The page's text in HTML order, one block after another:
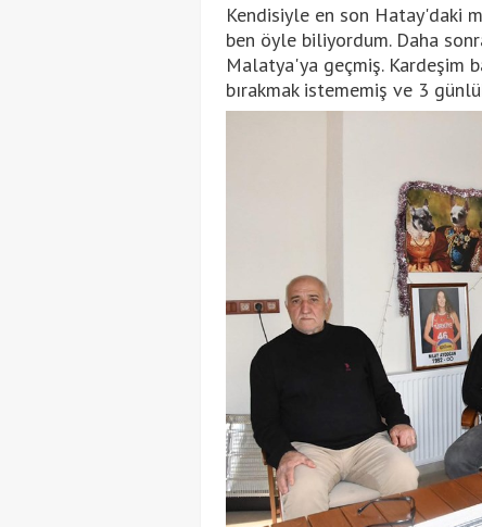
Kendisiyle en son Hatay'daki
ben öyle biliyordum. Daha
Malatya'ya geçmiş. Kardeşim
bırakmak istememiş ve 3